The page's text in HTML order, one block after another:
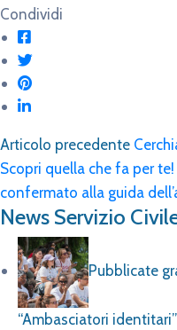
Condividi
Articolo precedente
Scopri quella che fa per te!
confermato alla guida
News Servizio
Pubblicate
“Ambasciatori identitari”